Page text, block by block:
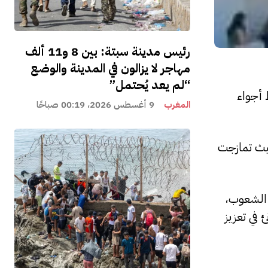
رئيس مدينة سبتة: بين 8 و11 ألف
مهاجر لا يزالون في المدينة والوضع
“لم يعد يُحتمل”
المغرب 9 أغسطس 2026، 00:19 صباحًا
أجواء
تمازجت
الشعوب،
تعزيز